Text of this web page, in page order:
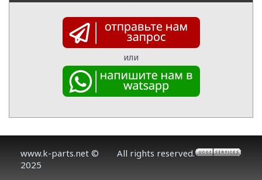
или
All rights reserved.
www.k-parts.net ©
2025